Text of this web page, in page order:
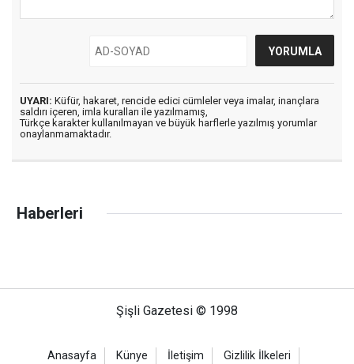
UYARI: Küfür, hakaret, rencide edici cümleler veya imalar, inançlara
saldırı içeren, imla kuralları ile yazılmamış,
Türkçe karakter kullanılmayan ve büyük harflerle yazılmış yorumlar
onaylanmamaktadır.
Haberleri
Şişli Gazetesi © 1998
Anasayfa Künye İletişim
Gizlilik İlkeleri